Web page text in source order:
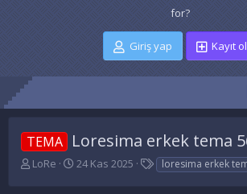
for?
Giriş yap Kayıt ol
TEMA Loresima erkek tema
KLoRe
B
24 Kas 2025
E
t
loresima erkek